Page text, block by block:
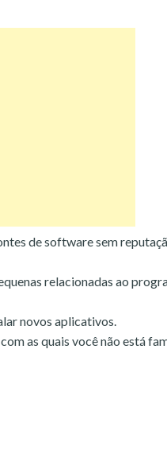
de software sem
relacionadas ao
novos aplicativos.
as quais você não está